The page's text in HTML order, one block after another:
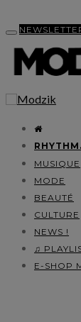
MUSIQUE
MODE
BEAUTÉ
CULTURE
NEWS !
♫
E-SHOP